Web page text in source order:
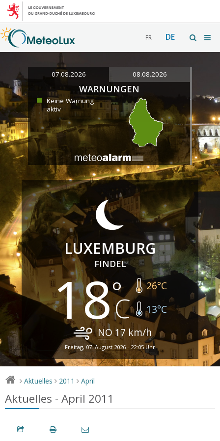
FR DE
07.08.2026 08.08.2026
WARNUNGEN
Keine Warnung
aktiv
LUXEMBURG
FINDEL
18 26°C
13°C
NO 17 km/h
Freitag, 07. August 2026 - 22:05 Uhr
> Aktuelles > 2011 > April
Aktuelles - April 2011